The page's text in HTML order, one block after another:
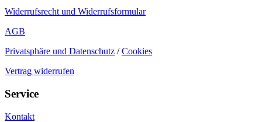
Widerrufsrecht und Widerrufsformular
AGB
Privatsphäre und Datenschutz /Cookies
Vertrag widerrufen
Service
Kontakt